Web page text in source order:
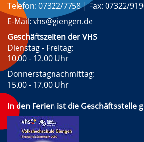
Telefon: 07322/7758 | Fax: 07322/
E-Mail: vhs@giengen.de
Geschäftszeiten der VHS
Dienstag - Freitag:
10.00 - 12.00 Uhr
Donnerstagnachmittag:
15.00 - 17.00 Uhr
In den Ferien ist die Geschäftsstelle